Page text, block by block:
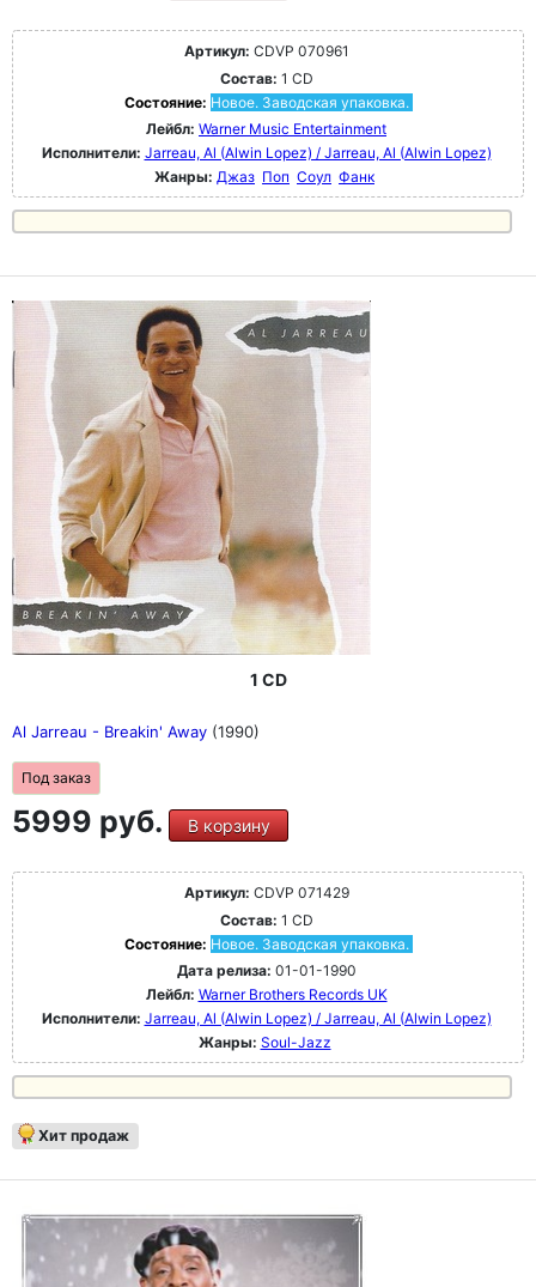
Артикул: CDVP 070961
Состав: 1 CD
Состояние: Новое. Заводская упаковка.
Лейбл: Warner Music Entertainment
Исполнители: Jarreau, Al (Alwin Lopez) / Jarreau, Al (Alwin Lopez)
Жанры: Джаз Поп Соул Фанк
1 CD
Al Jarreau - Breakin' Away (1990)
Под заказ
5999 руб. В корзину
Артикул: CDVP 071429
Состав: 1 CD
Состояние: Новое. Заводская упаковка.
Дата релиза: 01-01-1990
Лейбл: Warner Brothers Records UK
Исполнители: Jarreau, Al (Alwin Lopez) / Jarreau, Al (Alwin Lopez)
Жанры: Soul-Jazz
Хит продаж